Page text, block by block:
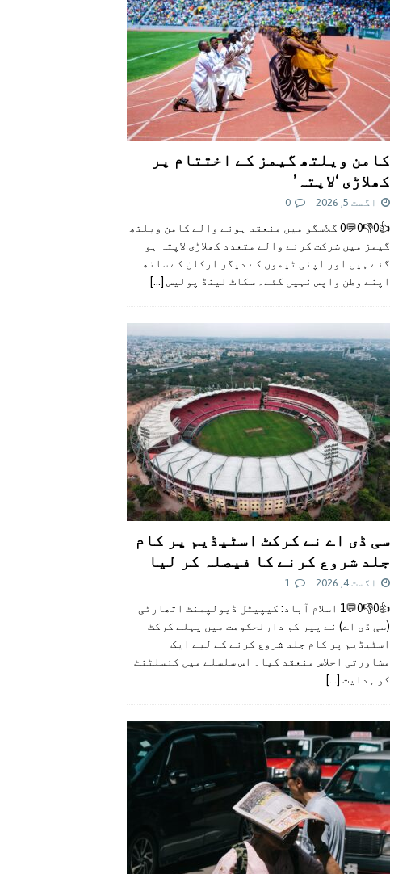
کامن ویلتھ گیمز کے اختتام پر
کھلاڑی ‘لاپتہ’
اگست 5, 2026 0
👍0👎0💬0 گلاسگو میں منعقد ہونے والے کامن ویلتھ
گیمز میں شرکت کرنے والے متعدد کھلاڑی لاپتہ ہو
گئے ہیں اور اپنی ٹیموں کے دیگر ارکان کے ساتھ
اپنے وطن واپس نہیں گئے۔ سکاٹ لینڈ پولیس [...]
سی ڈی اے نے کرکٹ اسٹیڈیم پر کام
جلد شروع کرنے کا فیصلہ کر لیا
اگست 4, 2026 1
👍0👎0💬1 اسلام آباد: کیپیٹل ڈیولپمنٹ اتھارٹی
(سی ڈی اے) نے پیر کو دارلحکومت میں پہلے کرکٹ
اسٹیڈیم پر کام جلد شروع کرنے کے لیے ایک
مشاورتی اجلاس منعقد کیا۔ اس سلسلے میں کنسلٹنٹ
کو ہدایت [...]